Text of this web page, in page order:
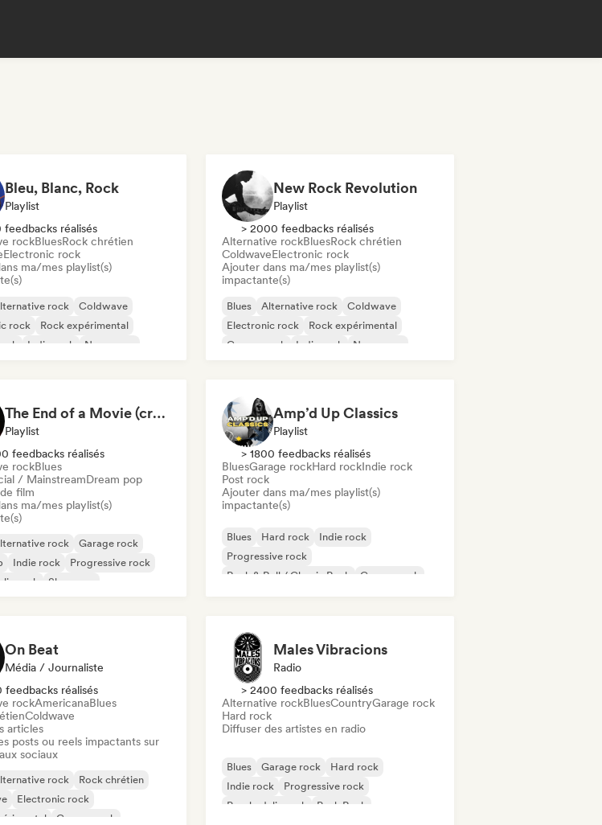
Bleu, Blanc, Rock
Playlist
feedbacks réalisés
rockBluesRock chrétien
Electronic rock
ma/mes playlist(s)
rock
Coldwave
rock
Rock expérimental
Indie rock New wave
New Rock Revolution
Playlist
> 2000 feedbacks réalisés
Alternative rockBluesRock chrétien
ColdwaveElectronic rock
Ajouter dans ma/mes playlist(s)
impactante(s)
Blues Alternative rock
Coldwave
Electronic rock
Rock expérimental
Garage rock
Indie rock New wave
The End of a Movie (credit scenes) 🎞️ Cinematic Dream Pop & Bedroom Indie
Playlist
feedbacks réalisés
rockBlues
/ MainstreamDream pop
film
ma/mes playlist(s)
rock
Garage rock
Indie rock
Progressive rock
rock
Shoegaze
Amp’d Up Classics
Playlist
> 1800 feedbacks réalisés
BluesGarage rockHard rockIndie rock
Post rock
Ajouter dans ma/mes playlist(s)
impactante(s)
Blues Hard rock
Indie rock
Progressive rock
Rock & Roll / Classic Rock
Garage rock
On Beat
Média / Journaliste
feedbacks réalisés
rockAmericanaBlues
Coldwave
articles
posts ou reels impactants sur
sociaux
rock
Rock chrétien
Electronic rock
Garage rock
Males Vibracions
Radio
> 2400 feedbacks réalisés
Alternative rockBluesCountryGarage rock
Hard rock
Diffuser des artistes en radio
Blues Garage rock
Hard rock
Indie rock
Progressive rock
Psychedelic rock
Punk Rock